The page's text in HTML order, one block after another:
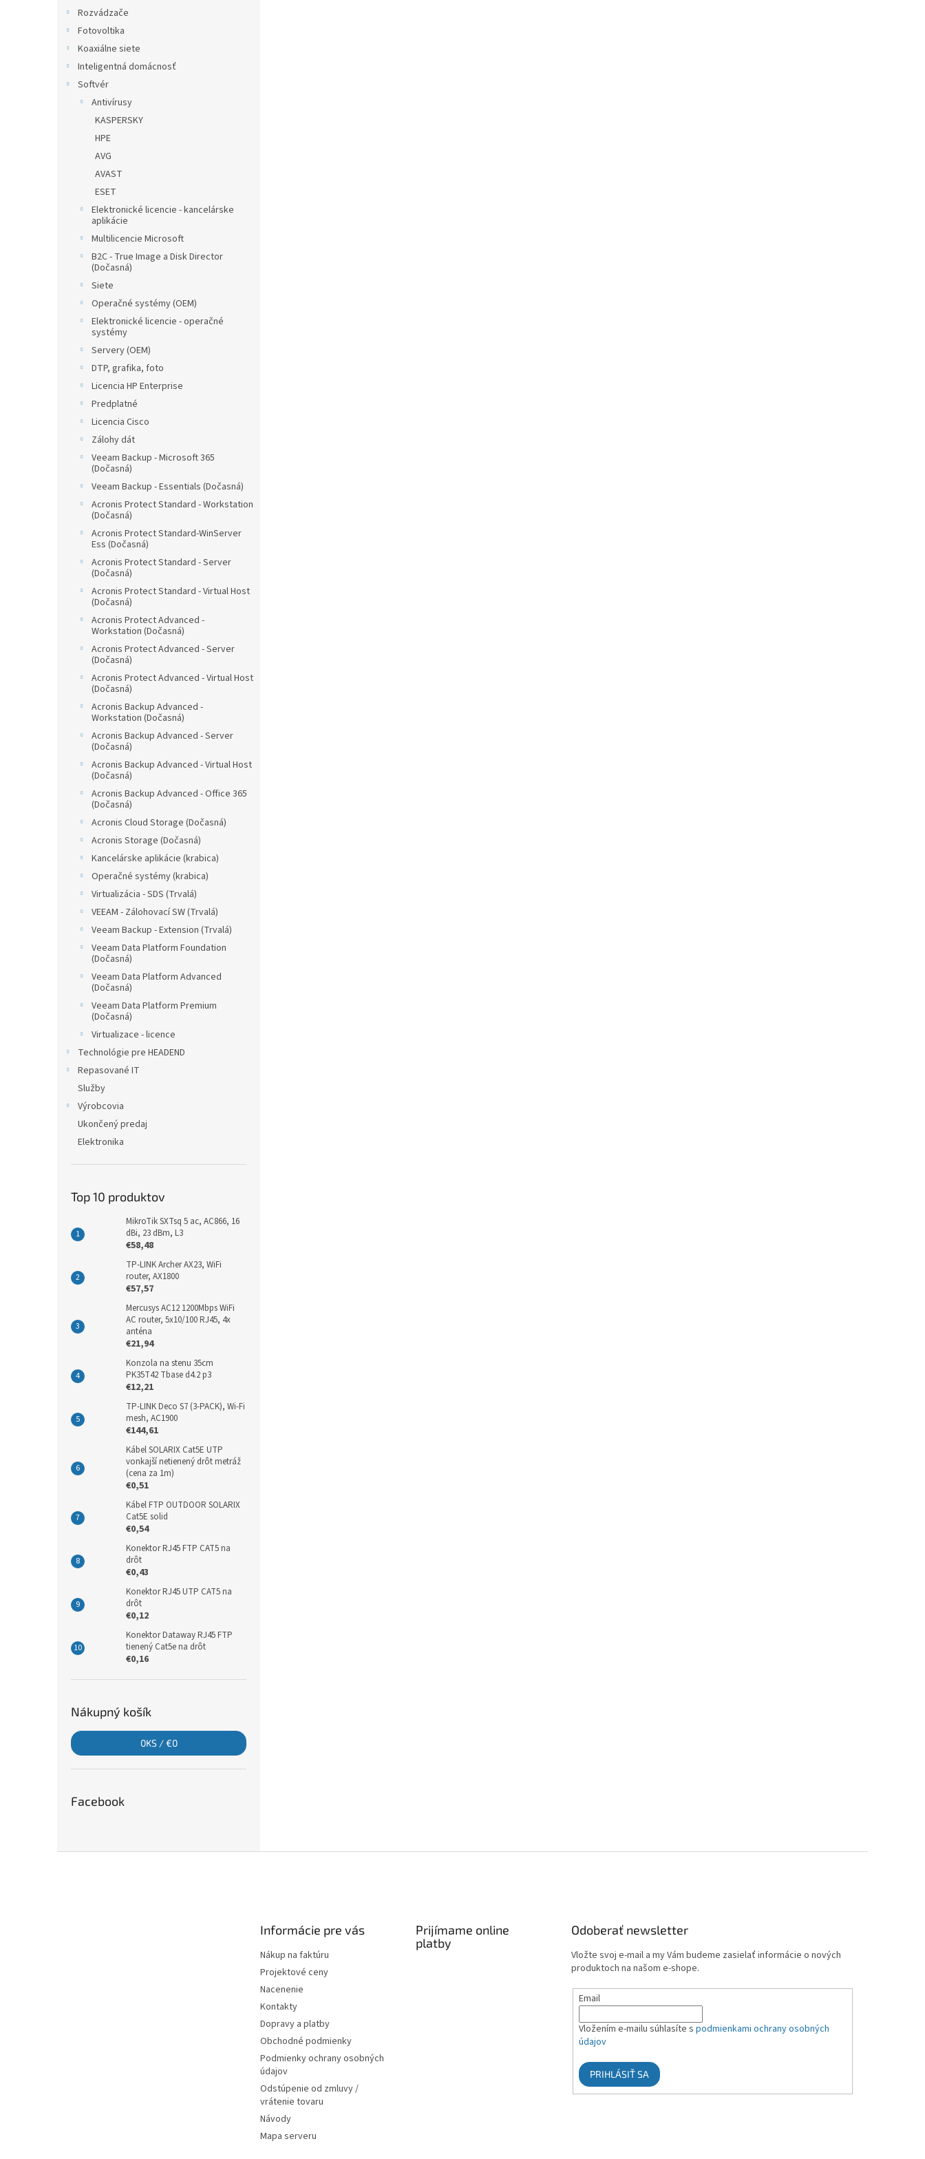
Rozvádzače
Fotovoltika
Koaxiálne siete
Inteligentná domácnosť
Softvér
Antivírusy
KASPERSKY
HPE
AVG
AVAST
ESET
Elektronické licencie - kancelárske
aplikácie
Multilicencie Microsoft
B2C - True Image a Disk Director
(Dočasná)
Siete
Operačné systémy (OEM)
Elektronické licencie - operačné
systémy
Servery (OEM)
DTP, grafika, foto
Licencia HP Enterprise
Predplatné
Licencia Cisco
Zálohy dát
Veeam Backup - Microsoft 365
(Dočasná)
Veeam Backup - Essentials (Dočasná)
Acronis Protect Standard - Workstation
(Dočasná)
Acronis Protect Standard-WinServer
Ess (Dočasná)
Acronis Protect Standard - Server
(Dočasná)
Acronis Protect Standard - Virtual Host
(Dočasná)
Acronis Protect Advanced -
Workstation (Dočasná)
Acronis Protect Advanced - Server
(Dočasná)
Acronis Protect Advanced - Virtual Host
(Dočasná)
Acronis Backup Advanced -
Workstation (Dočasná)
Acronis Backup Advanced - Server
(Dočasná)
Acronis Backup Advanced - Virtual Host
(Dočasná)
Acronis Backup Advanced - Office 365
(Dočasná)
Acronis Cloud Storage (Dočasná)
Acronis Storage (Dočasná)
Kancelárske aplikácie (krabica)
Operačné systémy (krabica)
Virtualizácia - SDS (Trvalá)
VEEAM - Zálohovací SW (Trvalá)
Veeam Backup - Extension (Trvalá)
Veeam Data Platform Foundation
(Dočasná)
Veeam Data Platform Advanced
(Dočasná)
Veeam Data Platform Premium
(Dočasná)
Virtualizace - licence
Technológie pre HEADEND
Repasované IT
Služby
Výrobcovia
Ukončený predaj
Elektronika
Top 10 produktov
MikroTik SXTsq 5 ac, AC866, 16
dBi, 23 dBm, L3
€58,48
TP-LINK Archer AX23, WiFi
router, AX1800
€57,57
Mercusys AC12 1200Mbps WiFi
AC router, 5x10/100 RJ45, 4x
anténa
€21,94
Konzola na stenu 35cm
PK35T42 Tbase d4.2 p3
€12,21
TP-LINK Deco S7 (3-PACK), Wi-Fi
mesh, AC1900
€144,61
Kábel SOLARIX Cat5E UTP
vonkajší netienený drôt metráž
(cena za 1m)
€0,51
Kábel FTP OUTDOOR SOLARIX
Cat5E solid
€0,54
Konektor RJ45 FTP CAT5 na
drôt
€0,43
Konektor RJ45 UTP CAT5 na
drôt
€0,12
Konektor Dataway RJ45 FTP
tienený Cat5e na drôt
€0,16
Nákupný košík
0KS /€0
Facebook
Informácie pre vás
Nákup na faktúru
Projektové ceny
Nacenenie
Kontakty
Dopravy a platby
Obchodné podmienky
Podmienky ochrany osobných
údajov
Odstúpenie od zmluvy /
vrátenie tovaru
Návody
Mapa serveru
Prijímame online
platby
Odoberať newsletter
Vložte svoj e-mail a my Vám budeme zasielať informácie o nových
produktoch na našom e-shope.
Email
Vložením e-mailu súhlasíte spodmienkami ochrany osobných
údajov
PRIHLÁSIŤ SA